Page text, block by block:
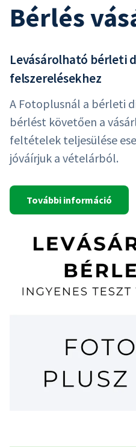
Bérlés
Levásárolható bérleti
felszerelésekhez
A Fotoplusnál a bérleti
bérlést követően a
feltételek teljesülése
jóváírjuk a vételárból.
További információ